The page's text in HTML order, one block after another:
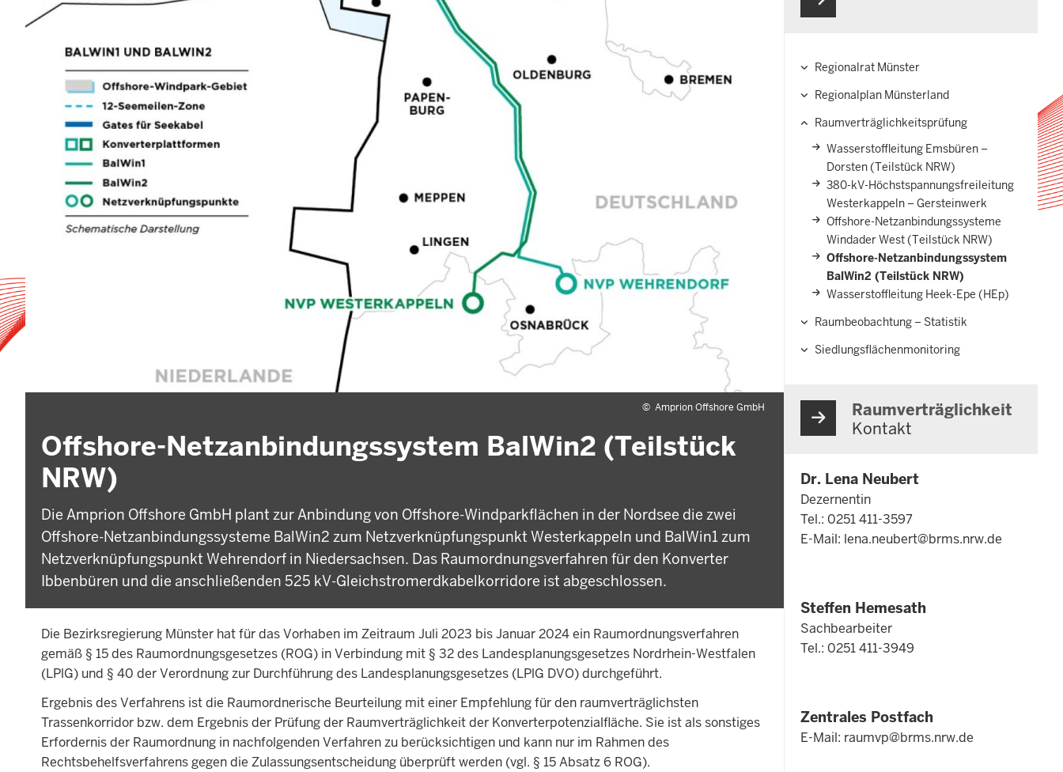
© Amprion Offshore GmbH
Offshore-Netzanbindungssystem BalWin2 (Teilstück
NRW)
Die Amprion Offshore GmbH plant zur Anbindung von Offshore-Windparkflächen in der Nordsee die zwei
Offshore-Netzanbindungssysteme BalWin2 zum Netzverknüpfungspunkt Westerkappeln und BalWin1 zum
Netzverknüpfungspunkt Wehrendorf in Niedersachsen. Das Raumordnungsverfahren für den Konverter
Ibbenbüren und die anschließenden 525 kV-Gleichstromerdkabelkorridore ist abgeschlossen.
Die Bezirksregierung Münster hat für das Vorhaben im Zeitraum Juli 2023 bis Januar 2024 ein Raumordnungsverfahren
gemäß § 15 des Raumordnungsgesetzes (ROG) in Verbindung mit § 32 des Landesplanungsgesetzes Nordrhein-Westfalen
(LPlG) und § 40 der Verordnung zur Durchführung des Landesplanungsgesetzes (LPlG DVO) durchgeführt.
Ergebnis des Verfahrens ist die Raumordnerische Beurteilung mit einer Empfehlung für den raumverträglichsten
Trassenkorridor bzw. dem Ergebnis der Prüfung der Raumverträglichkeit der Konverterpotenzialfläche. Sie ist als sonstiges
Erfordernis der Raumordnung in nachfolgenden Verfahren zu berücksichtigen und kann nur im Rahmen des
Rechtsbehelfsverfahrens gegen die Zulassungsentscheidung überprüft werden (vgl. § 15 Absatz 6 ROG).
Regionalrat Münster
Regionalplan Münsterland
Raumverträglichkeitsprüfung
Wasserstoffleitung Emsbüren –
Dorsten (Teilstück NRW)
380-kV-Höchstspannungsfreileitung
Westerkappeln – Gersteinwerk
Offshore-Netzanbindungssysteme
Windader West (Teilstück NRW)
Offshore-Netzanbindungssystem
BalWin2 (Teilstück NRW)
Wasserstoffleitung Heek-Epe (HEp)
Raumbeobachtung – Statistik
Siedlungsflächenmonitoring
Raumverträglichkeit
Kontakt
Dr. Lena Neubert
Dezernentin
Tel.: 0251 411-3597
E-Mail: lena.neubert@brms.nrw.de
Steffen Hemesath
Sachbearbeiter
Tel.: 0251 411-3949
Zentrales Postfach
E-Mail: raumvp@brms.nrw.de